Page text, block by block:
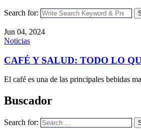
Search for:
Jun 04, 2024
Noticias
CAFÉ Y SALUD: TODO LO
El café es una de las principales bebidas
Buscador
Search for: